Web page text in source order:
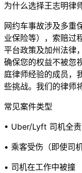
为什么选择王志明律
网约车事故涉及多重
业保险等），索赔过
平台政策及加州法律
确保您的权益不被忽
庭律师经验的成员，
些挑战。我们的律师
常见案件类型
• Uber/Lyft 司机全
• 乘客受伤（即使司机
• 司机在工作中被撞